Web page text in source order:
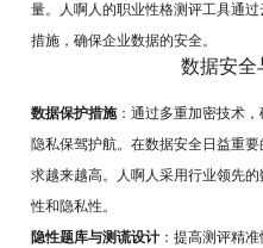
量。人啊人的职业性格测评工具通
措施，确保企业数据的安全。
数据安全
数据保护措施：通过多重加密技术
隐私保驾护航。在数据安全日益重
求越来越高。人啊人采用行业领先
性和隐私性。
隐性题库与测谎设计 ：提高测评精